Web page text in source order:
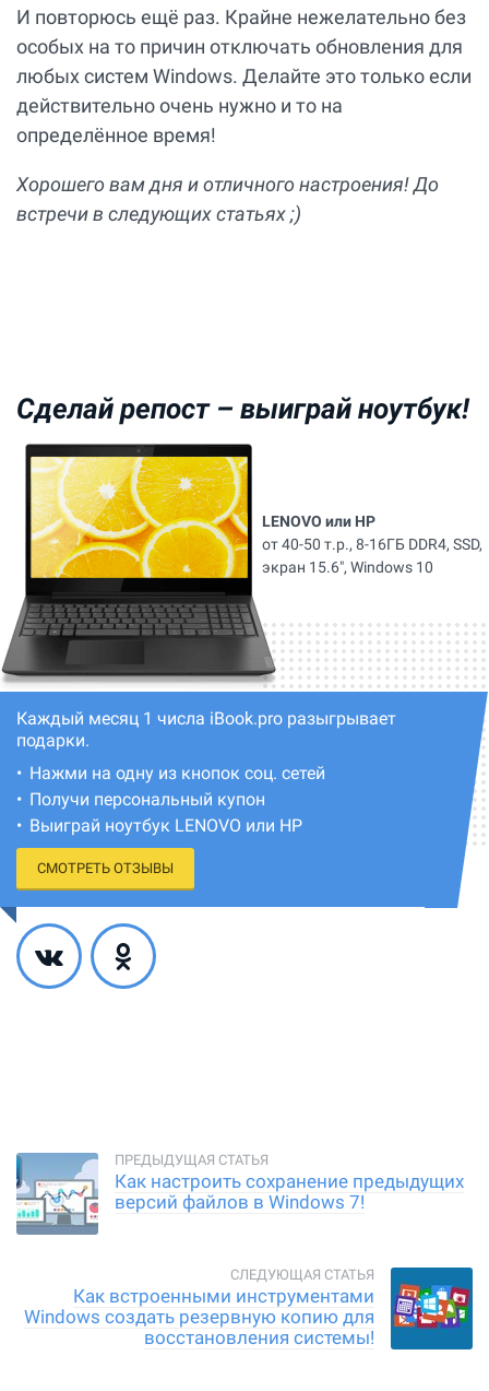
И повторюсь ещё раз. Крайне нежелательно без
особых на то причин отключать обновления для
любых систем Windows. Делайте это только если
действительно очень нужно и то на
определённое время!
Хорошего вам дня и отличного настроения! До
встречи в следующих статьях ;)
Сделай репост – выиграй ноутбук!
Каждый месяц 1 числа iBook.pro разыгрывает
подарки.
Нажми на одну из кнопок соц. сетей
Получи персональный купон
Выиграй ноутбук LENOVO или HP
СМОТРЕТЬ ОТЗЫВЫ
LENOVO или HP
от 40-50 т.р., 8-16ГБ DDR4, SSD,
экран 15.6", Windows 10
Как настроить сохранение предыдущих
версий файлов в Windows 7!
Как встроенными инструментами
Windows создать резервную копию для
восстановления системы!